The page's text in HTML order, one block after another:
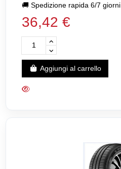
🚚Spedizione rapida 6/7 giorni
36,42 €
Aggiungi al carrello